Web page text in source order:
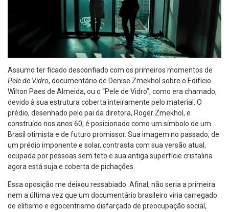
Assumo ter ficado desconfiado com os primeiros momentos de
Pele de Vidro, documentário de Denise Zmekhol sobre o Edifício
Wilton Paes de Almeida, ou o “Pele de Vidro”, como era chamado,
devido à sua estrutura coberta inteiramente pelo material. O
prédio, desenhado pelo pai da diretora, Roger Zmekhol, e
construído nos anos 60, é posicionado como um símbolo de um
Brasil otimista e de futuro promissor. Sua imagem no passado, de
um prédio imponente e solar, contrasta com sua versão atual,
ocupada por pessoas sem teto e sua antiga superfície cristalina
agora está suja e coberta de pichações.
Essa oposição me deixou ressabiado. Afinal, não seria a primeira
nem a última vez que um documentário brasileiro viria carregado
de elitismo e egocentrismo disfarçado de preocupação social,